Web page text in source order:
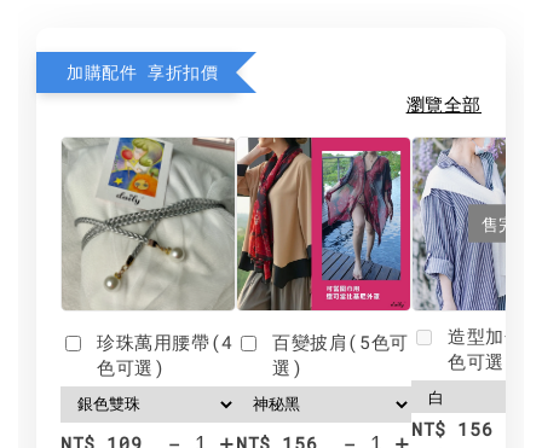
加購配件 享折扣價
瀏覽全部
珍珠萬用腰帶(4
色可選)
NT$ 109
百變披肩(5色可
選)
NT$ 156
售完
造型加分
色可選)
NT$ 156